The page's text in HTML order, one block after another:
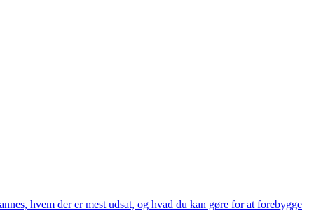
hvem der er mest udsat, og hvad du kan gøre for at forebygge